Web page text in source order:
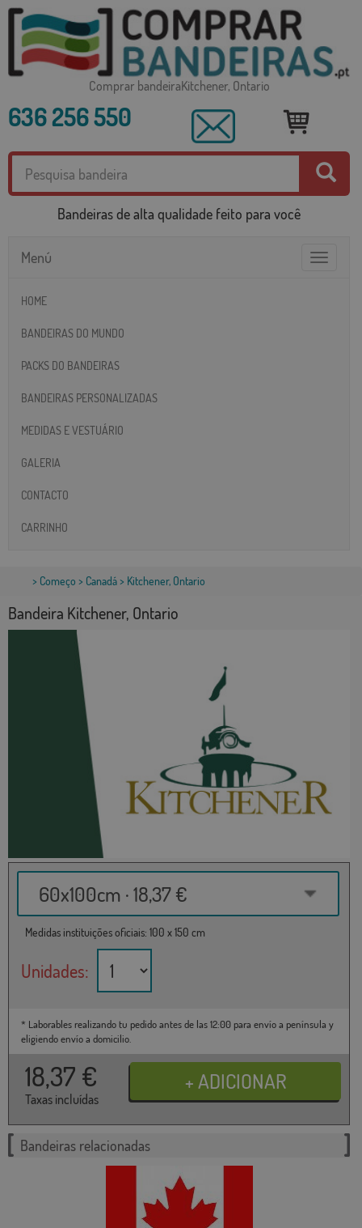
Comprar bandeiraKitchener, Ontario
636 256 550
Bandeiras de alta qualidade feito para você
Toggle
Menú
HOME
BANDEIRAS DO MUNDO
PACKS DO BANDEIRAS
BANDEIRAS PERSONALIZADAS
MEDIDAS E VESTUÁRIO
GALERIA
CONTACTO
CARRINHO
> Começo > Canadá> Kitchener, Ontario
Bandeira Kitchener, Ontario
60x100cm · 18,37 €
Medidas instituições oficiais: 100 x 150 cm
Unidades:
* Laborables realizando tu pedido antes de las 12:00 para envío a península y
eligiendo envío a domicilio.
18,37 €
Taxas incluídas
Bandeiras relacionadas